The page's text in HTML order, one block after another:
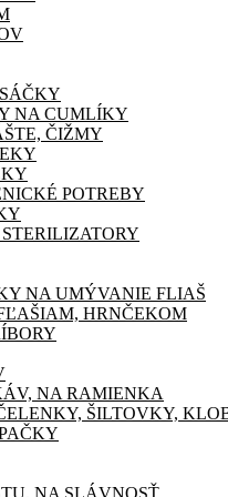
NA CUMLÍKY
ČIŽMY
POTREBY
NA UMÝVANIE FLIAŠ
HRNČEKOM
NA RAMIENKA
ŠILTOVKY,
NA SLÁVNOSŤ